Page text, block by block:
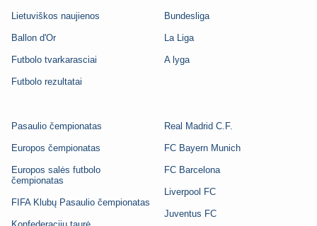
Lietuviškos naujienos
Ballon d'Or
Futbolo tvarkarasciai
Futbolo rezultatai
Bundesliga
La Liga
A lyga
Pasaulio čempionatas
Europos čempionatas
Europos salės futbolo
čempionatas
FIFA Klubų Pasaulio čempionatas
Real Madrid C.F.
FC Bayern Munich
FC Barcelona
Liverpool FC
Juventus FC